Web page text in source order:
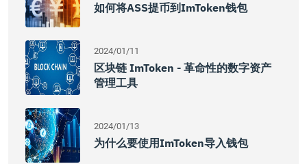
如何将ASS提币到imToken钱包
2024/01/11
区块链 ImToken - 革命性的数字资产
管理工具
2024/01/13
为什么要使用imToken导入钱包